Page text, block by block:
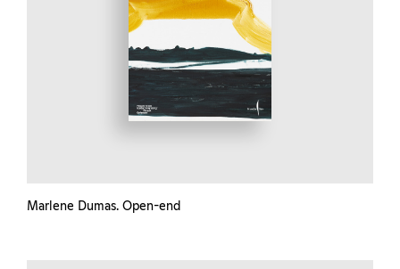
Marlene Dumas. Open-end